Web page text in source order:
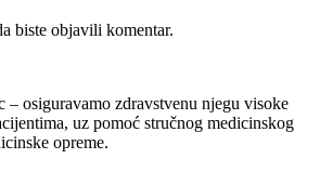
biste objavili komentar.
– osiguravamo zdravstvenu njegu visoke
uz pomoć stručnog medicinskog
opreme.